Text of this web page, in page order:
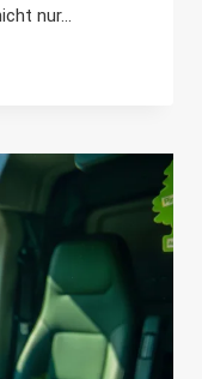
nur...